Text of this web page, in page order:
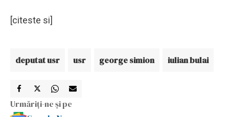
[citeste si]
deputat usr usr george simion iulian bulai
Urmăriți-ne și pe